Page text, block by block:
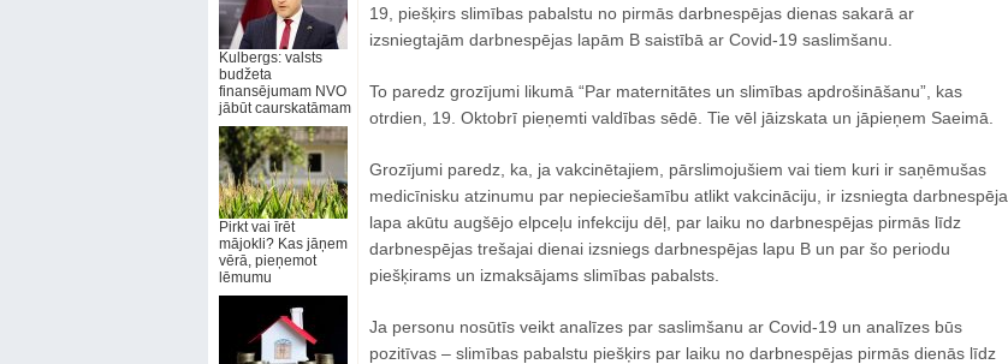
Kulbergs: valsts
budžeta
finansējumam NVO
jābūt caurskatāmam
Pirkt vai īrēt
mājokli? Kas jāņem
vērā, pieņemot
lēmumu
19, piešķirs slimības pabalstu no pirmās darbnespējas dienas sakarā ar
izsniegtajām darbnespējas lapām B saistībā ar Covid-19 saslimšanu.
To paredz grozījumi likumā “Par maternitātes un slimības apdrošināšanu”, kas
otrdien, 19. Oktobrī pieņemti valdības sēdē. Tie vēl jāizskata un jāpieņem Saeimā.
Grozījumi paredz, ka, ja vakcinētajiem, pārslimojušiem vai tiem kuri ir saņēmušas
medicīnisku atzinumu par nepieciešamību atlikt vakcināciju, ir izsniegta darbnespēja
lapa akūtu augšējo elpceļu infekciju dēļ, par laiku no darbnespējas pirmās līdz
darbnespējas trešajai dienai izsniegs darbnespējas lapu B un par šo periodu
piešķirams un izmaksājams slimības pabalsts.
Ja personu nosūtīs veikt analīzes par saslimšanu ar Covid-19 un analīzes būs
pozitīvas – slimības pabalstu piešķirs par laiku no darbnespējas pirmās dienās līdz